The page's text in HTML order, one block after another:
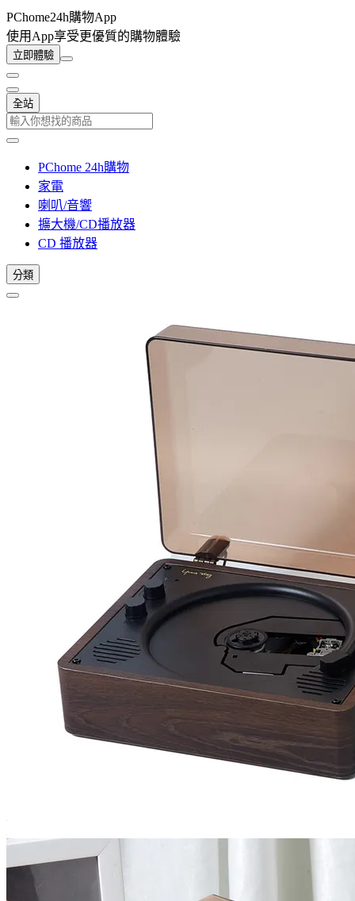
PChome24h購物App
使用App享受更優質的購物體驗
立即體驗
全站
PChome 24h購物
家電
喇叭/音響
擴大機/CD播放器
CD 播放器
分類